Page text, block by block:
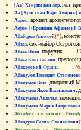
[Аа] Хенрик ван дер, гол.
Аа [Христиан Карл Хенрик]
Аарон, архиеп.
Аарон [(Еропкин Афанасий
Абабуров Алексей(*),
Абаза, сек.-майор
Абаза Иван, поручик
Абаза Константин,
Абаковский Франц
Абакулов Евдоким
Абакумов Влас, дворовый
Абакумов Яков Васильевич,
Абакумова Авдотья,
Абакумова Мария Гавриловна
Абалдуев см. также
Абалдуев Семен Степанович